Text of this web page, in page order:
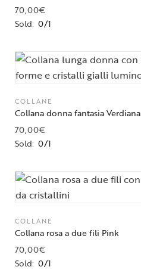
70,00€
Sold: 0/1
COLLANE
Collana donna fantasia Verdiana
70,00€
Sold: 0/1
COLLANE
Collana rosa a due fili Pink
70,00€
Sold: 0/1